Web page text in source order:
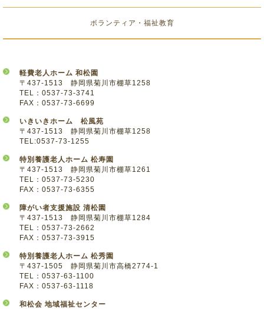
ボランティア・福祉教育
軽費老人ホーム 和松園
〒437-1513 静岡県菊川市棚草1258
TEL：0537-73-3741
FAX：0537-73-6699
いきいきホーム 松風苑
〒437-1513 静岡県菊川市棚草1258
TEL:0537-73-1255
特別養護老人ホーム 松寿園
〒437-1513 静岡県菊川市棚草1261
TEL：0537-73-5230
FAX：0537-73-6355
障がい者支援施設 清松園
〒437-1513 静岡県菊川市棚草1284
TEL：0537-73-2662
FAX：0537-73-3915
特別養護老人ホーム 松秀園
〒437-1505 静岡県菊川市高橋2774-1
TEL：0537-63-1100
FAX：0537-63-1118
和松会 地域福祉センター